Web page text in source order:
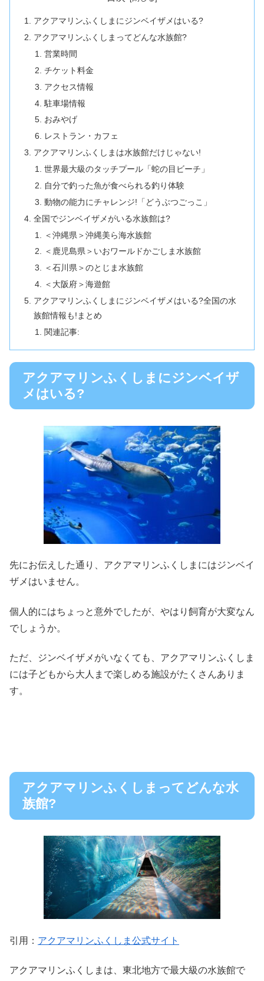
アクアマリンふくしまにジンベイザメはいる?
アクアマリンふくしまってどんな水族館?
営業時間
チケット料金
アクセス情報
駐車場情報
おみやげ
レストラン・カフェ
アクアマリンふくしまは水族館だけじゃない!
世界最大級のタッチプール「蛇の目ビーチ」
自分で釣った魚が食べられる釣り体験
動物の能力にチャレンジ!「どうぶつごっこ」
全国でジンベイザメがいる水族館は?
＜沖縄県＞沖縄美ら海水族館
＜鹿児島県＞いおワールドかごしま水族館
＜石川県＞のとじま水族館
＜大阪府＞海遊館
アクアマリンふくしまにジンベイザメはいる?全国の水
族館情報も!まとめ
関連記事:
アクアマリンふくしまにジンベイザ
メはいる?
先にお伝えした通り、アクアマリンふくしまにはジンベイ
ザメはいません。
個人的にはちょっと意外でしたが、やはり飼育が大変なん
でしょうか。
ただ、ジンベイザメがいなくても、アクアマリンふくしま
には子どもから大人まで楽しめる施設がたくさんありま
す。
アクアマリンふくしまってどんな水
族館?
引用： アクアマリンふくしま公式サイト
アクアマリンふくしまは、東北地方で最大級の水族館で